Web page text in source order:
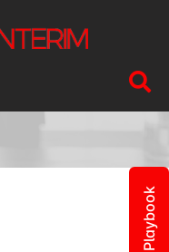
Playbook